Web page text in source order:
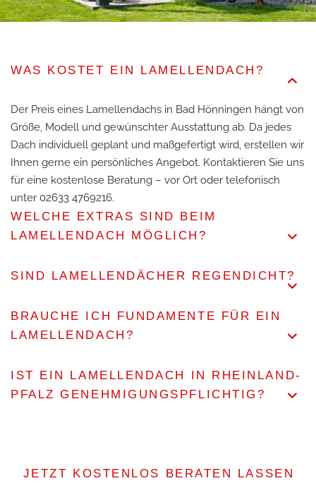
WAS KOSTET EIN LAMELLENDACH?
Der Preis eines Lamellendachs in Bad Hönningen hängt von
Größe, Modell und gewünschter Ausstattung ab. Da jedes
Dach individuell geplant und maßgefertigt wird, erstellen wir
Ihnen gerne ein persönliches Angebot. Kontaktieren Sie uns
für eine kostenlose Beratung – vor Ort oder telefonisch
unter 02633 4769216.
WELCHE EXTRAS SIND BEIM
LAMELLENDACH MÖGLICH?
SIND LAMELLENDÄCHER REGENDICHT?
BRAUCHE ICH FUNDAMENTE FÜR EIN
LAMELLENDACH?
IST EIN LAMELLENDACH IN RHEINLAND-
PFALZ GENEHMIGUNGSPFLICHTIG?
JETZT KOSTENLOS BERATEN LASSEN